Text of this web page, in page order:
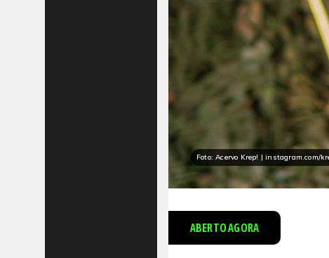
Foto: Acervo Krep! | instagram.com/
ABERTO AGORA